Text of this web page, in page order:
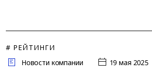
# РЕЙТИНГИ
Новости компании
19 мая 2025